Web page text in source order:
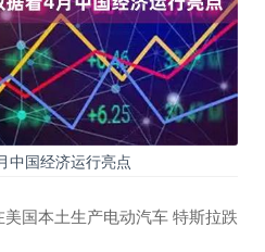
中国经济运行亮点
国本土生产电动汽车 特斯拉跌